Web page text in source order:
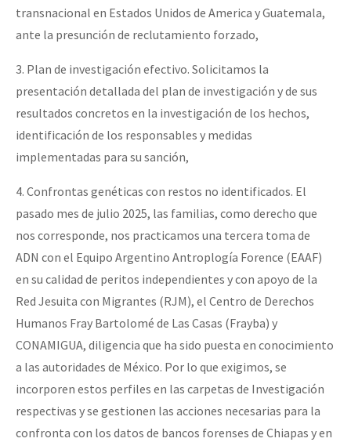
transnacional en Estados Unidos de America y Guatemala,
ante la presunción de reclutamiento forzado,
3. Plan de investigación efectivo. Solicitamos la
presentación detallada del plan de investigación y de sus
resultados concretos en la investigación de los hechos,
identificación de los responsables y medidas
implementadas para su sanción,
4. Confrontas genéticas con restos no identificados. El
pasado mes de julio 2025, las familias, como derecho que
nos corresponde, nos practicamos una tercera toma de
ADN con el Equipo Argentino Antroplogía Forence (EAAF)
en su calidad de peritos independientes y con apoyo de la
Red Jesuita con Migrantes (RJM), el Centro de Derechos
Humanos Fray Bartolomé de Las Casas (Frayba) y
CONAMIGUA, diligencia que ha sido puesta en conocimiento
a las autoridades de México. Por lo que exigimos, se
incorporen estos perfiles en las carpetas de Investigación
respectivas y se gestionen las acciones necesarias para la
confronta con los datos de bancos forenses de Chiapas y en